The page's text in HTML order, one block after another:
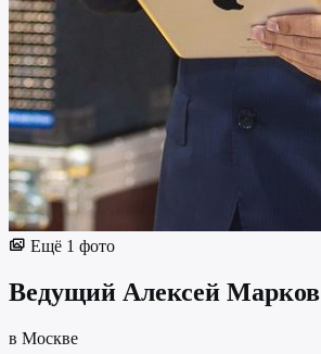
Ещё 1 фото
Ведущий Алексей Марков
в Москве